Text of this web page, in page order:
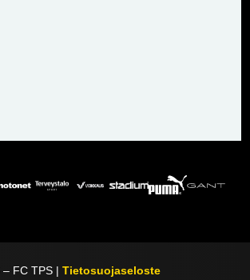
– FC TPS |Tietosuojaseloste